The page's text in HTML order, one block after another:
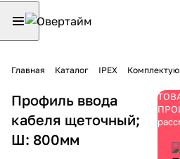
Главная Каталог IPEX
Профиль ввода
кабеля щеточный;
Ш: 800мм